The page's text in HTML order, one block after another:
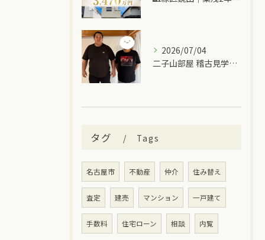
2026/07/04
二子山部屋 稽古見学＆ちゃんこ🍲
タグ Tags
名古屋市 不動産 仲介 住み替え
査定 建売 マンション 一戸建て
手数料 住宅ローン 相談 内覧